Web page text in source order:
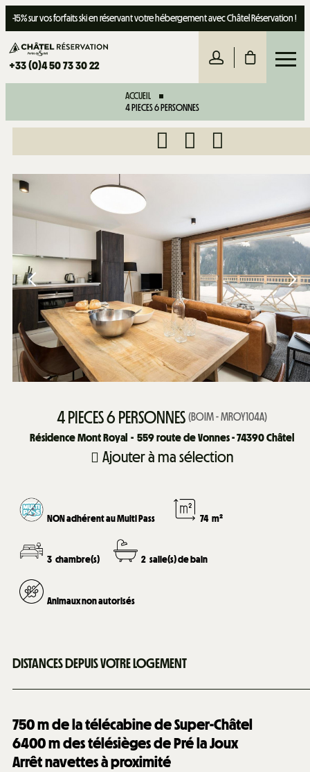
-15% sur vos forfaits ski en réservant votre hébergement avec Châtel Réservation !
+33 (0)4 50 73 30 22
ACCUEIL
4 PIECES 6 PERSONNES
4 PIECES 6 PERSONNES (BOIM - MROY104A)
Résidence Mont Royal
559route de Vonnes - 74390 Châtel
Ajouter à ma sélection
NON adhérent au Multi Pass 74 m²
3 chambre(s) 2 salle(s) de bain
Animaux non autorisés
DISTANCES DEPUIS VOTRE LOGEMENT
750m de la télécabine de Super-Châtel
6400m des télésièges de Pré la Joux
Arrêt navettes à proximité